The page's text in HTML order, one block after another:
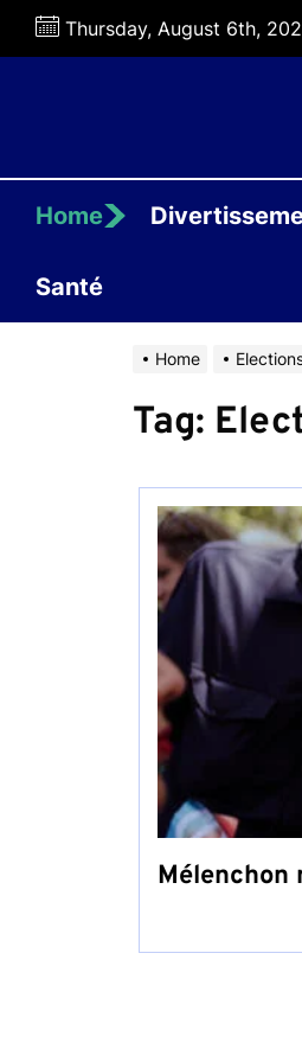
Skip
Thursday, August 6th,
Home
Santé
Home
Tag:
Mélenchon